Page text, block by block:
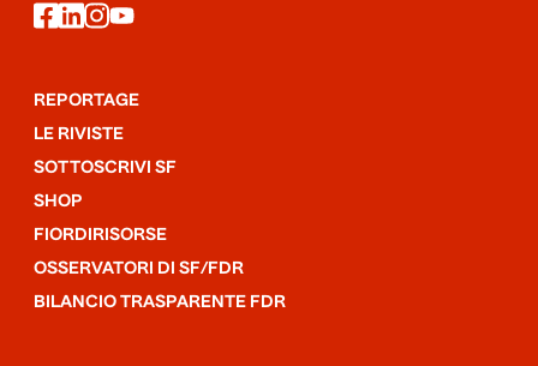
facebook
linkedin
instagram
youtube
REPORTAGE
LE RIVISTE
SOTTOSCRIVI SF
SHOP
FIORDIRISORSE
OSSERVATORI DI SF/FDR
BILANCIO TRASPARENTE FDR